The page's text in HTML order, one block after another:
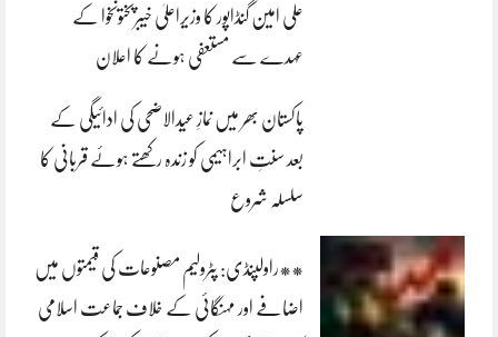
علی امین گنڈاپور کا وزیراعلیٰ خیبرپختونخوا کے
عہدے سے مستعفی ہونے کا اعلان
پاکستان بھر میں نمازِ عیدالاضحی کی ادائیگی کے
بعد سنتِ ابراہیمی کو زندہ رکھتے ہوئے قربانی کا
سلسلہ شروع
**راولپنڈی: پٹرولیم مصنوعات کی قیمتوں میں
اضافے اور مہنگائی کے خلاف جماعت اسلامی